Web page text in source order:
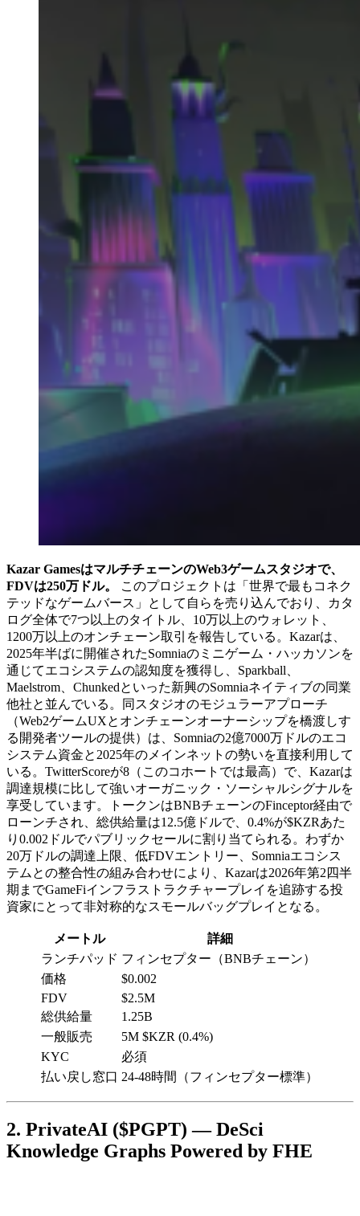
Kazar GamesはマルチチェーンのWeb3ゲームスタジオで、
FDVは250万ドル。
このプロジェクトは「世界で最もコネク
テッドなゲームバース」として自らを売り込んでおり、カタ
ログ全体で7つ以上のタイトル、10万以上のウォレット、
1200万以上のオンチェーン取引を報告している。Kazarは、
2025年半ばに開催されたSomniaのミニゲーム・ハッカソンを
通じてエコシステムの認知度を獲得し、Sparkball、
Maelstrom、Chunkedといった新興のSomniaネイティブの同業
他社と並んでいる。同スタジオのモジュラーアプローチ
（Web2ゲームUXとオンチェーンオーナーシップを橋渡しす
る開発者ツールの提供）は、Somniaの2億7000万ドルのエコ
システム資金と2025年のメインネットの勢いを直接利用して
いる。TwitterScoreが8（このコホートでは最高）で、Kazarは
調達規模に比して強いオーガニック・ソーシャルシグナルを
享受しています。トークンはBNBチェーンのFinceptor経由で
ローンチされ、総供給量は12.5億ドルで、0.4%が$KZRあた
り0.002ドルでパブリックセールに割り当てられる。わずか
20万ドルの調達上限、低FDVエントリー、Somniaエコシス
テムとの整合性の組み合わせにより、Kazarは2026年第2四半
期までGameFiインフラストラクチャープレイを追跡する投
資家にとって非対称的なスモールバッグプレイとなる。
メートル
詳細
ランチパッド フィンセプター（BNBチェーン）
価格
$0.002
FDV
$2.5M
総供給量
1.25B
一般販売
5M $KZR (0.4%)
KYC
必須
払い戻し窓口 24-48時間（フィンセプター標準）
2. PrivateAI ($PGPT) — DeSci
Knowledge Graphs Powered by FHE